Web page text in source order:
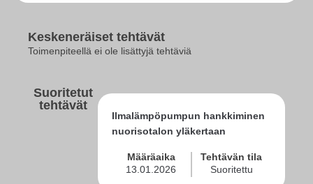
Keskeneräiset tehtävät
Toimenpiteellä ei ole lisättyjä tehtäviä
Suoritetut
tehtävät
Ilmalämpöpumpun hankkiminen
nuorisotalon yläkertaan
Määräaika
13.01.2026
Tehtävän tila
Suoritettu